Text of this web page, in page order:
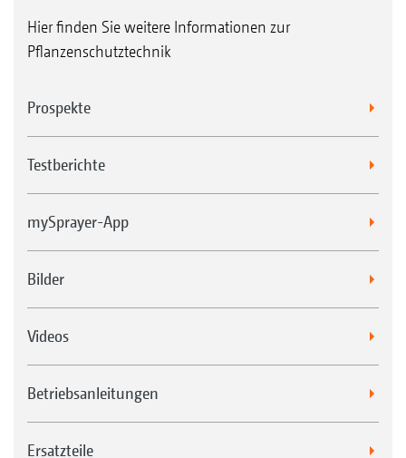
Hier finden Sie weitere Informationen zur
Pflanzenschutztechnik
Prospekte
Testberichte
mySprayer-App
Bilder
Videos
Betriebsanleitungen
Ersatzteile